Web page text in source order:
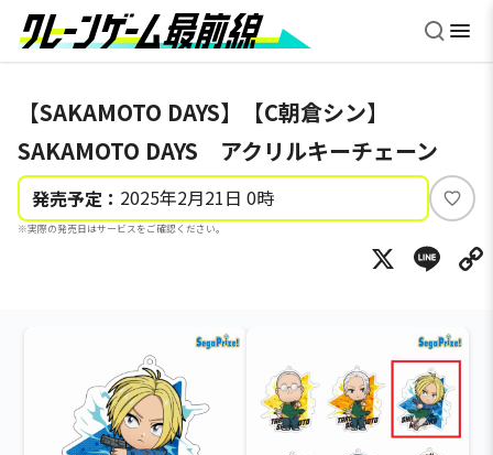
【SAKAMOTO DAYS】【C朝倉シン】
SAKAMOTO DAYS アクリルキーチェーン
発売予定： 2025年2月21日 0時
※実際の発売日はサービスをご確認ください。
い
ね
X